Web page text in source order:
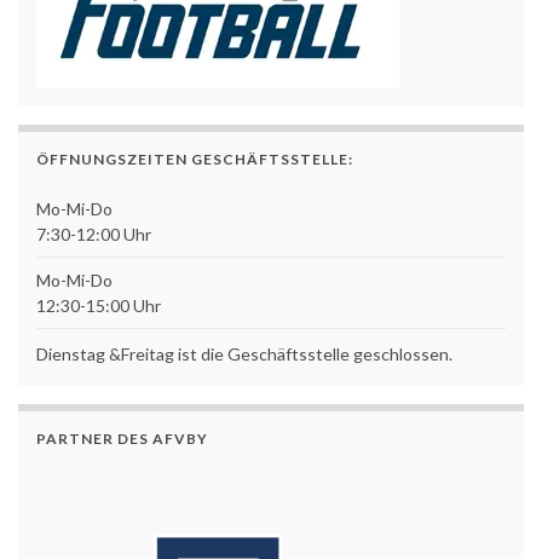
ÖFFNUNGSZEITEN GESCHÄFTSSTELLE:
Mo-Mi-Do
7:30-12:00 Uhr
Mo-Mi-Do
12:30-15:00 Uhr
Dienstag &Freitag ist die Geschäftsstelle geschlossen.
PARTNER DES AFVBY